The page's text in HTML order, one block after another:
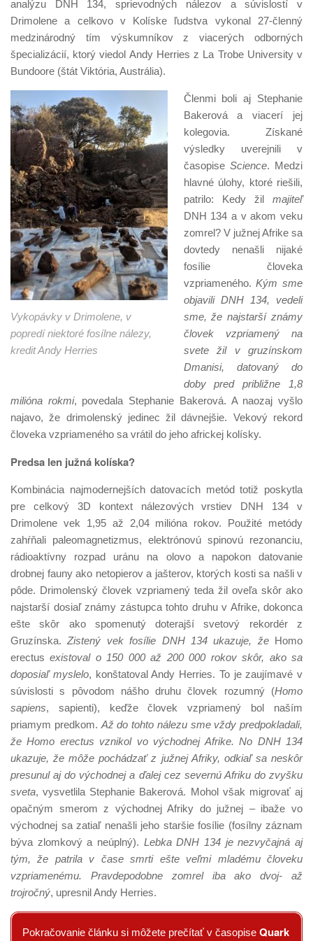
analýzu DNH 134, sprievodných nálezov a súvislostí v
Drimolene a celkovo v Kolíske ľudstva vykonal 27-členný
medzinárodný tím výskumníkov z viacerých odborných
špecializácií, ktorý viedol Andy Herries z La Trobe University v
Bundoore (štát Viktória, Austrália).
Vykopávky v Drimolene, v
popredí niektoré fosílne nálezy,
kredit Andy Herries
Členmi boli aj Stephanie
Bakerová a viacerí jej
kolegovia. Získané
výsledky uverejnili v
časopise Science. Medzi
hlavné úlohy, ktoré riešili,
patrilo: Kedy žil majiteľ
DNH 134 a v akom veku
zomrel? V južnej Afrike sa
dovtedy nenašli nijaké
fosílie človeka
vzpriameného.Kým sme
objavili DNH 134, vedeli
sme, že najstarší známy
človek vzpriamený na
svete žil v gruzínskom
Dmanisi, datovaný do
doby
pred približne 1,8
milióna rokmi, povedala Stephanie Bakerová. A naozaj vyšlo
najavo, že drimolenský jedinec žil dávnejšie. Vekový rekord
človeka vzpriameného sa vrátil do jeho africkej kolísky.
Predsa len južná kolíska?
Kombinácia najmodernejších datovacích metód totiž poskytla
pre celkový 3D kontext nálezových vrstiev DNH 134 v
Drimolene vek 1,95 až 2,04 milióna rokov. Použité metódy
zahŕňali paleomagnetizmus, elektrónovú spinovú rezonanciu,
rádioaktívny rozpad uránu na olovo a napokon datovanie
drobnej fauny ako netopierov a jašterov, ktorých kosti sa našli v
pôde. Drimolenský človek vzpriamený teda žil oveľa skôr ako
najstarší dosiaľ známy zástupca tohto druhu v Afrike, dokonca
ešte skôr ako spomenutý doterajší svetový rekordér z
Gruzínska.Zistený vek fosílie DNH 134 ukazuje, že Homo
erectus existoval o 150 000 až 200 000 rokov skôr, ako sa
doposiaľ myslelo, konštatoval Andy Herries. To je zaujímavé v
súvislosti s pôvodom nášho druhu človek rozumný (Homo
sapiens, sapienti), keďže človek vzpriamený bol naším
priamym predkom. Až do tohto nálezu sme vždy predpokladali,
že Homo erectus vznikol vo východnej Afrike. No DNH 134
ukazuje, že môže pochádzať z južnej Afriky, odkiaľ sa neskôr
presunul aj do východnej a ďalej cez severnú Afriku do zvyšku
sveta, vysvetlila Stephanie Bakerová. Mohol však migrovať aj
opačným smerom z východnej Afriky do južnej – ibaže vo
východnej sa zatiaľ nenašli jeho staršie fosílie (fosílny záznam
býva zlomkový a neúplný). Lebka DNH 134 je nezvyčajná aj
tým, že patrila v čase smrti ešte veľmi mladému človeku
vzpriamenému. Pravdepodobne zomrel iba ako dvoj- až
trojročný, upresnil Andy Herries.
Pokračovanie článku si môžete prečítať v časopise Quark